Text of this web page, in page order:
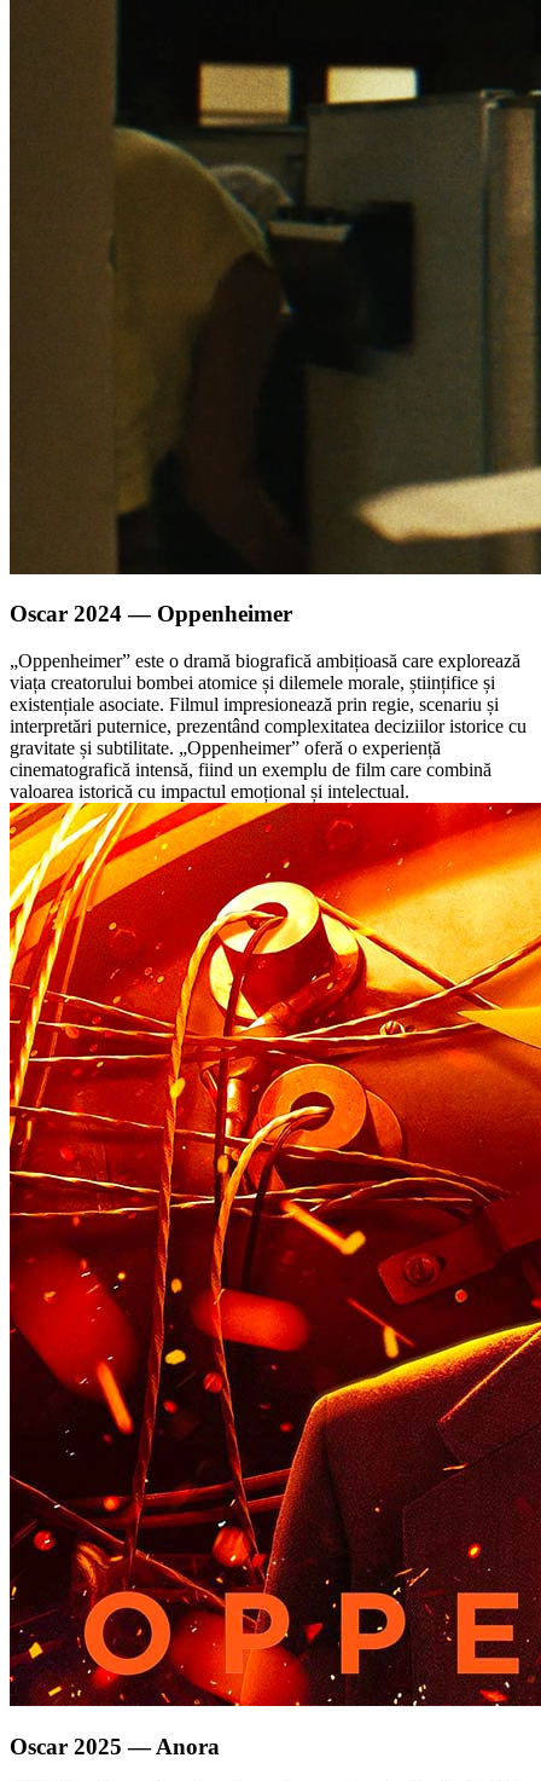
Oscar 2024 — Oppenheimer
„Oppenheimer” este o dramă biografică ambițioasă care explorează
viața creatorului bombei atomice și dilemele morale, științifice și
existențiale asociate. Filmul impresionează prin regie, scenariu și
interpretări puternice, prezentând complexitatea deciziilor istorice cu
gravitate și subtilitate. „Oppenheimer” oferă o experiență
cinematografică intensă, fiind un exemplu de film care combină
valoarea istorică cu impactul emoțional și intelectual.
Oscar 2025 — Anora